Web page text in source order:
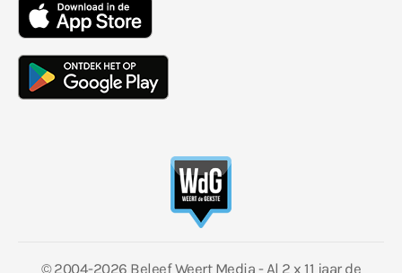
© 2004-2026 Beleef Weert Media - Al 2 x 11 jaar de